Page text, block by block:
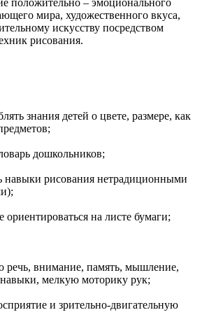
мира, художественного вкуса,
искусству посредством
рисования.
знания детей о цвете, размере, как
дошкольников;
навыки рисования нетрадиционными
ориентироваться на листе бумаги;
речь, внимание, память, мышление,
мелкую моторику рук;
и зрительно-двигательную